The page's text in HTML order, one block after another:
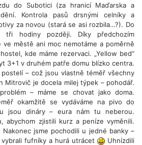
do Subotici (za hranicí Maďarska a
Kontrola pasů drsnými celníky a
za novou (stará se asi rozbila…?). Do
tři hodiny později. Díky předchozím
ve městě ani moc nemotáme a poměrně
kde máme rezervaci. „Yellow bed“
3+1 v druhém patře domu blízko centra.
– což jsou vlastně téměř všechny
Mitrovič je docela milej týpek – pohodář.
– máme se chovat jako doma.
okamžitě se vydáváme na pivo do
jsou dináry – eura nám tu neberou.
abychom zjistili kurz a peníze vyměnili.
jsme pochodili u jedné banky –
fufníky a hurá utrácet
Uhnízdili